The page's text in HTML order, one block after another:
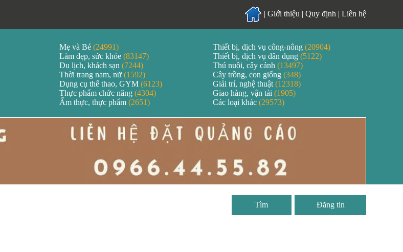
| Giới thiệu | Quy định | Liên hệ
Mẹ và Bé (24991) Thiết bị, dịch vụ công-nông (20904)
Làm đẹp, sức khỏe (83147) Thiết bị, dịch vụ dân dụng (5122)
Du lịch, khách sạn (7244) Thú nuôi, cây cảnh (13497)
Thời trang nam, nữ (1592) Cây trồng, con giống (348)
Dụng cụ thể thao, GYM (6123) Giải trí, nghệ thuật (12318)
Thực phẩm chức năng (4304) Giao hàng, vận tải (1905)
Ẩm thực, thực phẩm (2651) Các loại khác (29573)
Đăng tin